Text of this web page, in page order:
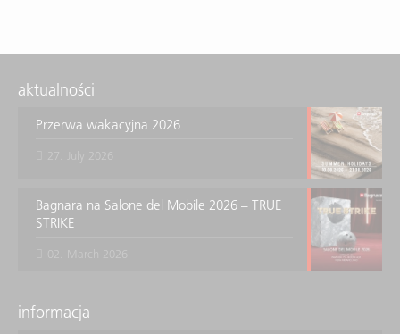
aktualności
Przerwa wakacyjna 2026
Bagnara na Salone del Mobile 2026 – TRUE
STRIKE
informacja